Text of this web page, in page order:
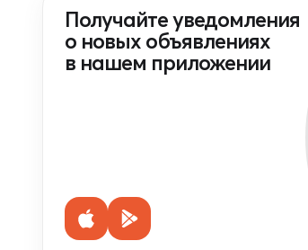
Получайте уведомления
о новых объявлениях
в нашем приложении